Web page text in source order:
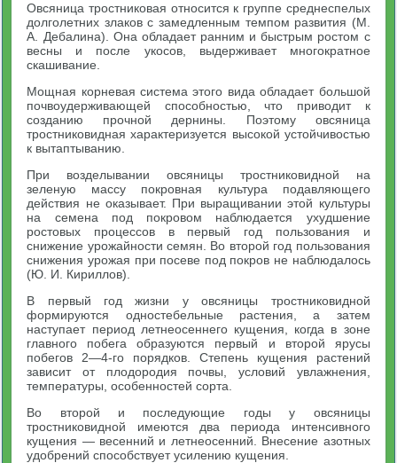
Овсяница тростниковая относится к группе среднеспелых
долголетних злаков с замедленным темпом развития (М.
А. Дебалина). Она обладает ранним и быстрым ростом с
весны и после укосов, выдерживает многократное
скашивание.
Мощная корневая система этого вида обладает большой
почвоудерживающей способностью, что приводит к
созданию прочной дернины. Поэтому овсяница
тростниковидная характеризуется высокой устойчивостью
к вытаптыванию.
При возделывании овсяницы тростниковидной на
зеленую массу покровная культура подавляющего
действия не оказывает. При выращивании этой культуры
на семена под покровом наблюдается ухудшение
ростовых процессов в первый год пользования и
снижение урожайности семян. Во второй год пользования
снижения урожая при посеве под покров не наблюдалось
(Ю. И. Кириллов).
В первый год жизни у овсяницы тростниковидной
формируются одностебельные растения, а затем
наступает период летнеосеннего кущения, когда в зоне
главного побега образуются первый и второй ярусы
побегов 2—4-го порядков. Степень кущения растений
зависит от плодородия почвы, условий увлажнения,
температуры, особенностей сорта.
Во второй и последующие годы у овсяницы
тростниковидной имеются два периода интенсивного
кущения — весенний и летнеосенний. Внесение азотных
удобрений способствует усилению кущения.